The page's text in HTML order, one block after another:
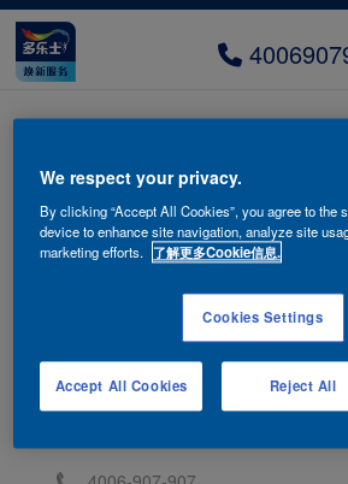
多乐士睡眠关怀漆 氧护
We respect your privacy.
By clicking “Accept All Cookies”, you agree to the
device to enhance site navigation, analyze site
marketing efforts. 了解更多Cookie信息.
Cookies Settings
Reject All
Accept All Cookies